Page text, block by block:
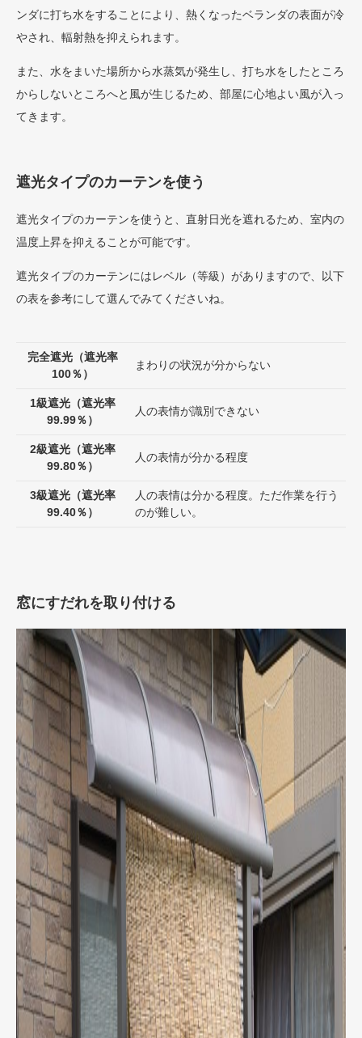
ンダに打ち水をすることにより、熱くなったベランダの表面が冷
やされ、輻射熱を抑えられます。
また、水をまいた場所から水蒸気が発生し、打ち水をしたところ
からしないところへと風が生じるため、部屋に心地よい風が入っ
てきます。
遮光タイプのカーテンを使う
遮光タイプのカーテンを使うと、直射日光を遮れるため、室内の
温度上昇を抑えることが可能です。
遮光タイプのカーテンにはレベル（等級）がありますので、以下
の表を参考にして選んでみてくださいね。
完全遮光（遮光率
100％）
まわりの状況が分からない
1級遮光（遮光率
99.99％）
人の表情が識別できない
2級遮光（遮光率
99.80％）
人の表情が分かる程度
3級遮光（遮光率
99.40％）
人の表情は分かる程度。ただ作業を行う
のが難しい。
窓にすだれを取り付ける